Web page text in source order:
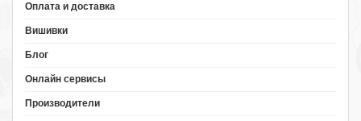
Оплата и доставка
Вишивки
Блог
Онлайн сервисы
Производители